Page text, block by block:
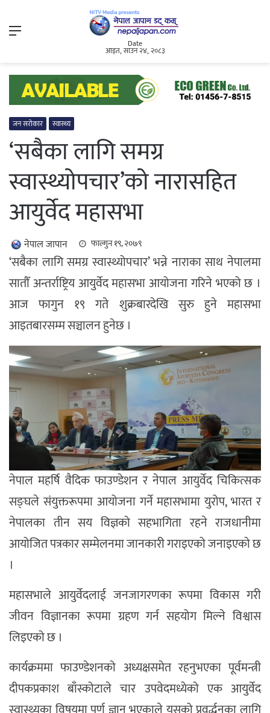
Menu
Date
आइत, साउन २४, २०८३
जन सरोकार स्वास्थ्य
‘सबैका लागि समग्र
स्वास्थ्योपचार’को नारासहित
आयुर्वेद महासभा
नेपाल जापान फाल्गुन १९, २०७९
‘सबैका लागि समग्र स्वास्थ्योपचार’ भन्ने नाराका साथ नेपालमा
सातौँ अन्तर्राष्ट्रिय आयुर्वेद महासभा आयोजना गरिने भएको छ ।
आज फागुन १९ गते शुक्रबारदेखि सुरु हुने महासभा
आइतबारसम्म सञ्चालन हुनेछ ।
नेपाल महर्षि वैदिक फाउण्डेशन र नेपाल आयुर्वेद चिकित्सक
सङ्घले संयुक्तरूपमा आयोजना गर्ने महासभामा युरोप, भारत र
नेपालका तीन सय विज्ञको सहभागिता रहने राजधानीमा
आयोजित पत्रकार सम्मेलनमा जानकारी गराइएको जनाइएको छ
।
महासभाले आयुर्वेदलाई जनजागरणका रूपमा विकास गरी
जीवन विज्ञानका रूपमा ग्रहण गर्न सहयोग मिल्ने विश्वास
लिइएको छ ।
कार्यक्रममा फाउण्डेशनको अध्यक्षसमेत रहनुभएका पूर्वमन्त्री
दीपकप्रकाश बाँस्कोटाले चार उपवेदमध्येको एक आयुर्वेद